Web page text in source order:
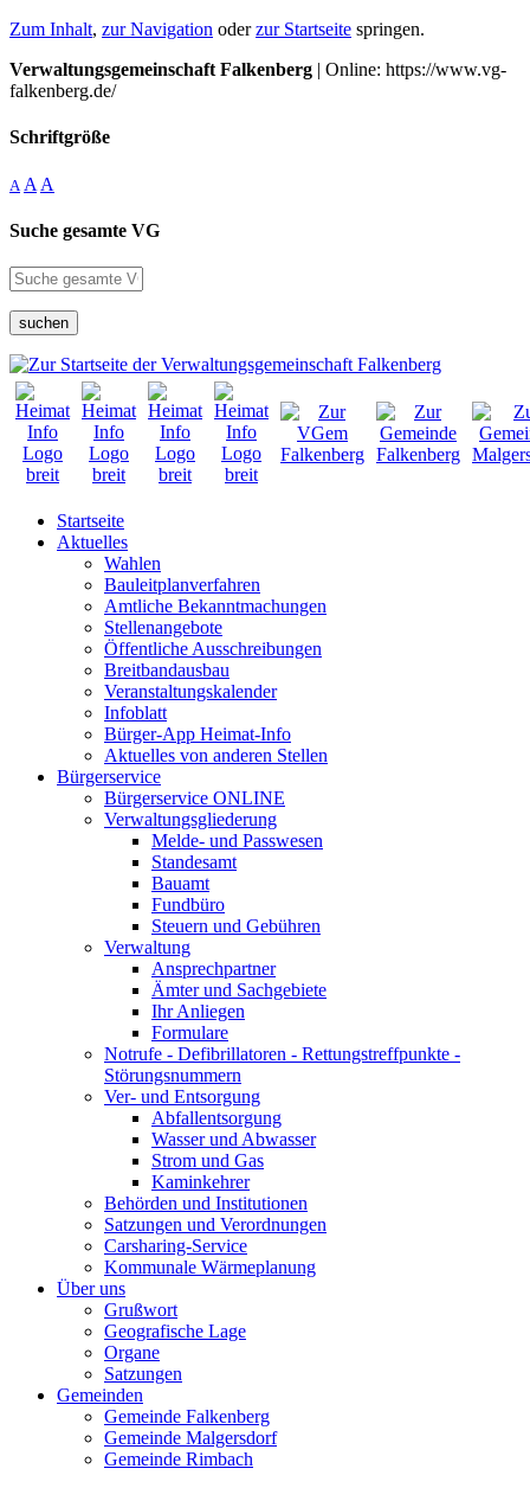
Zum Inhalt, zur Navigation oderzur Startseite springen.
Verwaltungsgemeinschaft Falkenberg | Online: https://www.vg-
falkenberg.de/
Schriftgröße
A A A
Suche gesamte VG
suchen
Startseite
Aktuelles
Wahlen
Bauleitplanverfahren
Amtliche Bekanntmachungen
Stellenangebote
Öffentliche Ausschreibungen
Breitbandausbau
Veranstaltungskalender
Infoblatt
Bürger-App Heimat-Info
Aktuelles von anderen Stellen
Bürgerservice
Bürgerservice ONLINE
Verwaltungsgliederung
Melde- und Passwesen
Standesamt
Bauamt
Fundbüro
Steuern und Gebühren
Verwaltung
Ansprechpartner
Ämter und Sachgebiete
Ihr Anliegen
Formulare
Notrufe - Defibrillatoren - Rettungstreffpunkte -
Störungsnummern
Ver- und Entsorgung
Abfallentsorgung
Wasser und Abwasser
Strom und Gas
Kaminkehrer
Behörden und Institutionen
Satzungen und Verordnungen
Carsharing-Service
Kommunale Wärmeplanung
Über uns
Grußwort
Geografische Lage
Organe
Satzungen
Gemeinden
Gemeinde Falkenberg
Gemeinde Malgersdorf
Gemeinde Rimbach